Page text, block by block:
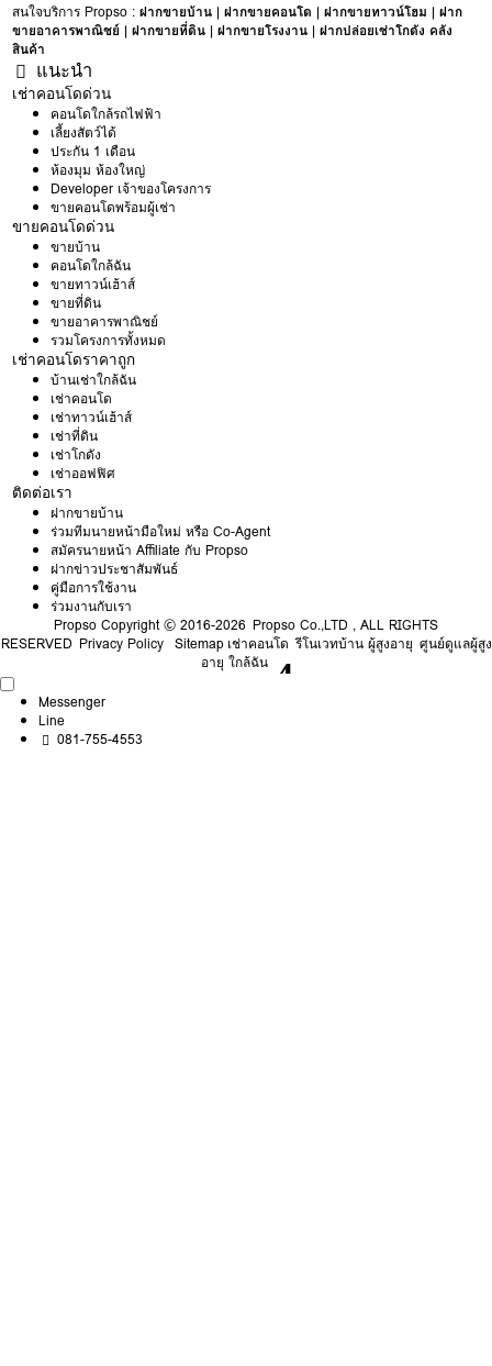
สนใจบริการ Propso :ฝากขายบ้าน |ฝากขายคอนโด |ฝากขายทาวน์โฮม |ฝาก
ขายอาคารพาณิชย์ |ฝากขายที่ดิน |ฝากขายโรงงาน |ฝากปล่อยเช่าโกดัง คลัง
สินค้า
แนะนำ
เช่าคอนโดด่วน
คอนโดใกล้รถไฟฟ้า
เลี้ยงสัตว์ได้
ประกัน 1 เดือน
ห้องมุม ห้องใหญ่
Developer เจ้าของโครงการ
ขายคอนโดพร้อมผู้เช่า
ขายคอนโดด่วน
ขายบ้าน
คอนโดใกล้ฉัน
ขายทาวน์เฮ้าส์
ขายที่ดิน
ขายอาคารพาณิชย์
รวมโครงการทั้งหมด
เช่าคอนโดราคาถูก
บ้านเช่าใกล้ฉัน
เช่าคอนโด
เช่าทาวน์เฮ้าส์
เช่าที่ดิน
เช่าโกดัง
เช่าออฟฟิศ
ติดต่อเรา
ฝากขายบ้าน
ร่วมทีมนายหน้ามือใหม่ หรือ Co-Agent
สมัครนายหน้า Affiliate กับ Propso
ฝากข่าวประชาสัมพันธ์
คู่มือการใช้งาน
ร่วมงานกับเรา
Propso Copyright © 2016-2026 Propso Co.,LTD , ALL RIGHTS
RESERVED Privacy Policy Sitemap เช่าคอนโด รีโนเวทบ้าน ผู้สูงอายุ ศูนย์ดูแลผู้สูง
อายุ ใกล้ฉัน
Messenger
Line
081-755-4553